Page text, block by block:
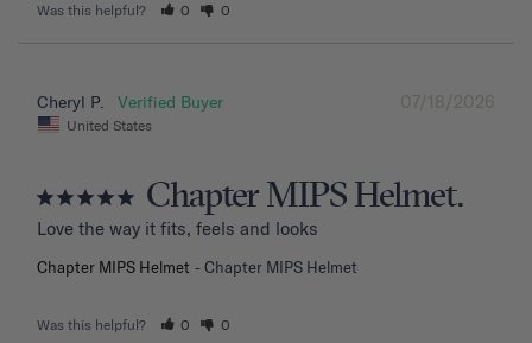
Was this helpful? 0 0
07/18/2026
Cheryl P.
United States
Chapter MIPS Helmet.
Love the way it fits, feels and looks
Chapter MIPS Helmet Chapter MIPS Helmet
Was this helpful? 0 0